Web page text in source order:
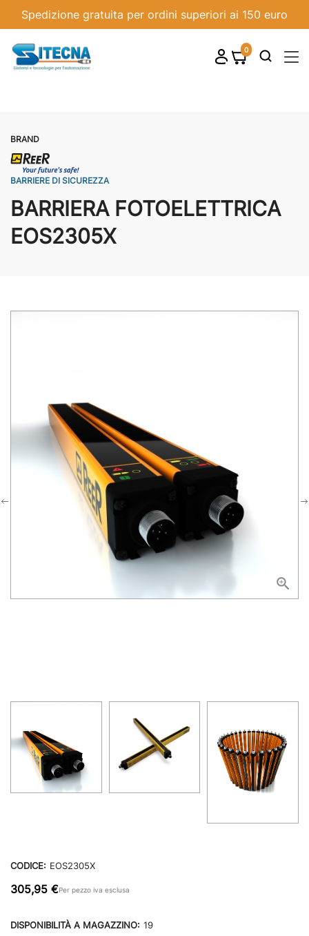
Spedizione gratuita per ordini superiori ai 150 euro
 shopping_cart0
BARRIERE DI SICUREZZA
BARRIERA FOTOELETTRICA
EOS2305X
BRAND
CODICE: EOS2305X
305,95 €Per pezzo iva esclusa
DISPONIBILITÀ A MAGAZZINO: 19